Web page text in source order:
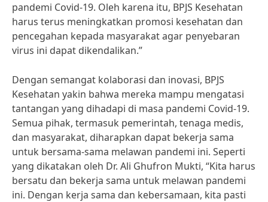
pandemi Covid-19. Oleh karena itu, BPJS Kesehatan
harus terus meningkatkan promosi kesehatan dan
pencegahan kepada masyarakat agar penyebaran
virus ini dapat dikendalikan.”
Dengan semangat kolaborasi dan inovasi, BPJS
Kesehatan yakin bahwa mereka mampu mengatasi
tantangan yang dihadapi di masa pandemi Covid-19.
Semua pihak, termasuk pemerintah, tenaga medis,
dan masyarakat, diharapkan dapat bekerja sama
untuk bersama-sama melawan pandemi ini. Seperti
yang dikatakan oleh Dr. Ali Ghufron Mukti, “Kita harus
bersatu dan bekerja sama untuk melawan pandemi
ini. Dengan kerja sama dan kebersamaan, kita pasti